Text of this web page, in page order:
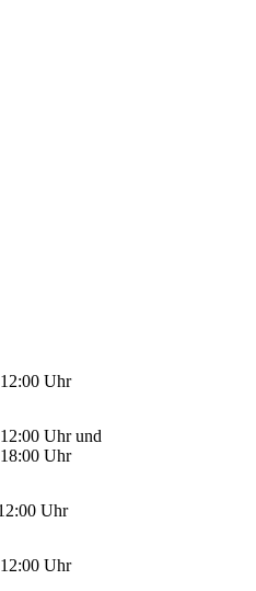
Uhr
Uhr und
Uhr
Uhr
Uhr